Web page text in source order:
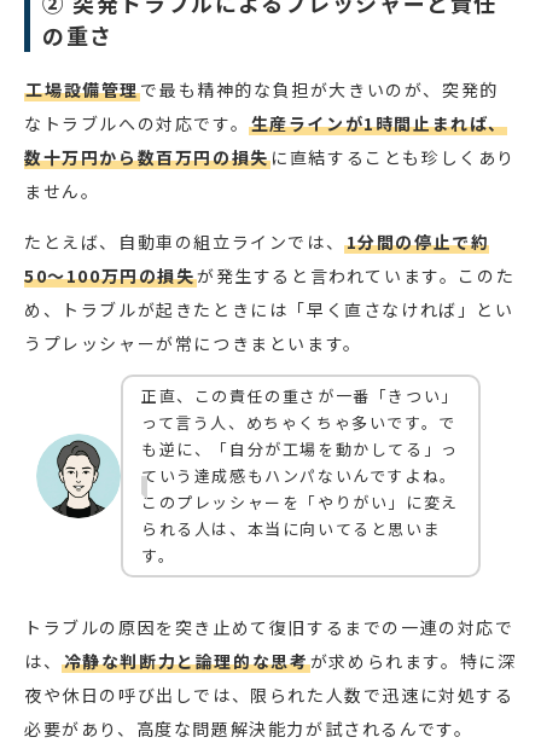
の重さ
工場設備管理で最も精神的な負担が大きいのが、突発的
なトラブルへの対応です。生産ラインが1時間止まれば、
数十万円から数百万円の損失に直結することも珍しくあり
ません。
たとえば、自動車の組立ラインでは、1分間の停止で約
50〜100万円の損失が発生すると言われています。このた
め、トラブルが起きたときには「早く直さなければ」とい
うプレッシャーが常につきまといます。
正直、この責任の重さが一番「きつい」
って言う人、めちゃくちゃ多いです。で
も逆に、「自分が工場を動かしてる」っ
ていう達成感もハンパないんですよね。
このプレッシャーを「やりがい」に変え
られる人は、本当に向いてると思いま
す。
トラブルの原因を突き止めて復旧するまでの一連の対応で
は、冷静な判断力と論理的な思考が求められます。特に深
夜や休日の呼び出しでは、限られた人数で迅速に対処する
必要があり、高度な問題解決能力が試されるんです。